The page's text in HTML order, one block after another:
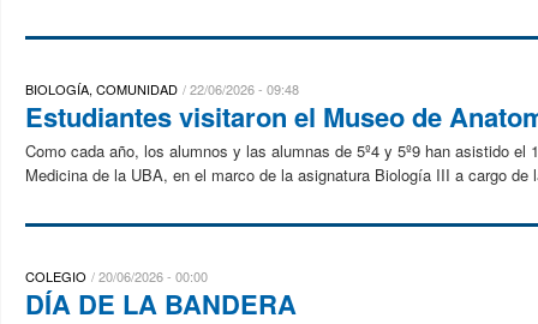
BIOLOGÍA, COMUNIDAD 22/06/2026 - 09:48
Estudiantes visitaron el Museo de
Como cada año, los alumnos y las alumnas de 5º4 y 5º9 han asistido
Medicina de la UBA, en el marco de la asignatura Biología III a cargo de
COLEGIO 20/06/2026 - 00:00
DÍA DE LA BANDERA